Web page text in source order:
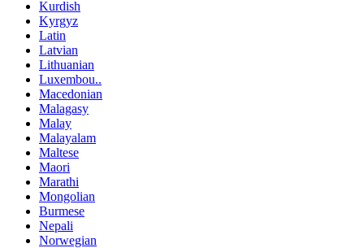
Kurdish
Kyrgyz
Latin
Latvian
Lithuanian
Luxembou..
Macedonian
Malagasy
Malay
Malayalam
Maltese
Maori
Marathi
Mongolian
Burmese
Nepali
Norwegian